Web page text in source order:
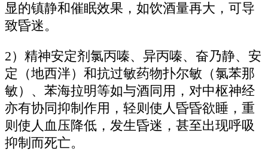
显的镇静和催眠效果，如饮酒量再大，可导
致昏迷。
2）精神安定剂氯丙嗪、异丙嗪、奋乃静、安
定（地西泮）和抗过敏药物扑尔敏（氯苯那
敏）、苯海拉明等如与酒同用，对中枢神经
亦有协同抑制作用，轻则使人昏昏欲睡，重
则使人血压降低，发生昏迷，甚至出现呼吸
抑制而死亡。